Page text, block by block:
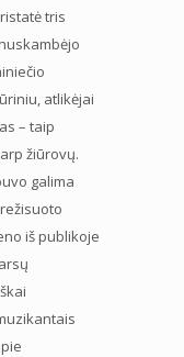
tris
atlikėjai
– taip
žiūrovų.
galima
iš publikoje